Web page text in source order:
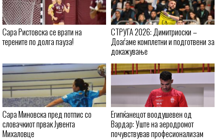
Сара Ристовска се врати на
терените по долга пауза!
СТРУГА 2026: Димитриоски –
Доаѓаме комплетни и подготвени за
докажување
Сара Миновска пред потпис со
словачкиот првак Јувента
Михаловце
Египќанецот воодушевен од
Вардар: Уште на аеродромот
почувствував професионализам